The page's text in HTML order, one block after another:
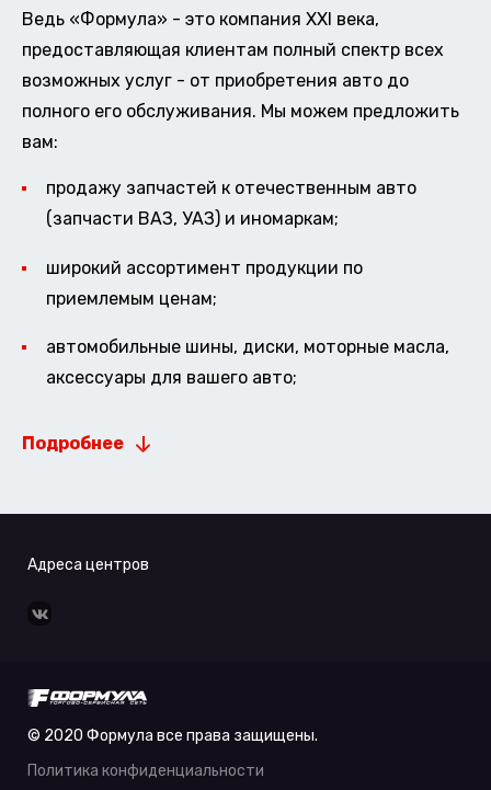
Ведь «Формула» - это компания XXI века,
предоставляющая клиентам полный спектр всех
возможных услуг - от приобретения авто до
полного его обслуживания. Мы можем предложить
вам:
продажу запчастей к отечественным авто
(запчасти ВАЗ, УАЗ) и иномаркам;
широкий ассортимент продукции по
приемлемым ценам;
автомобильные шины, диски, моторные масла,
аксессуары для вашего авто;
Подробнее
Адреса центров
© 2020 Формула все права защищены.
Политика конфиденциальности